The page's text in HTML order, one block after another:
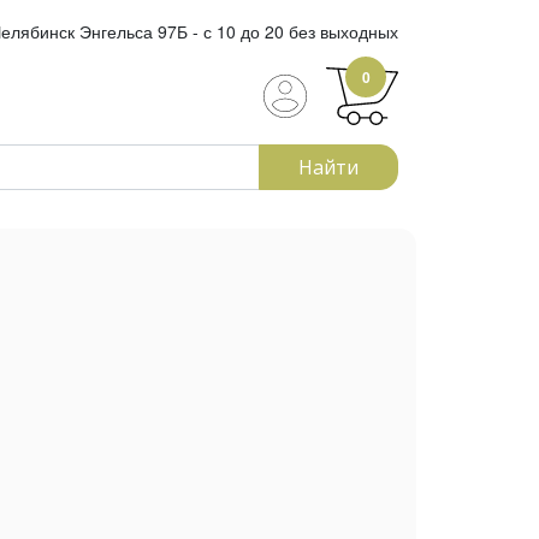
Энгельса 97Б - с 10 до 20 без выходных
0
Найти